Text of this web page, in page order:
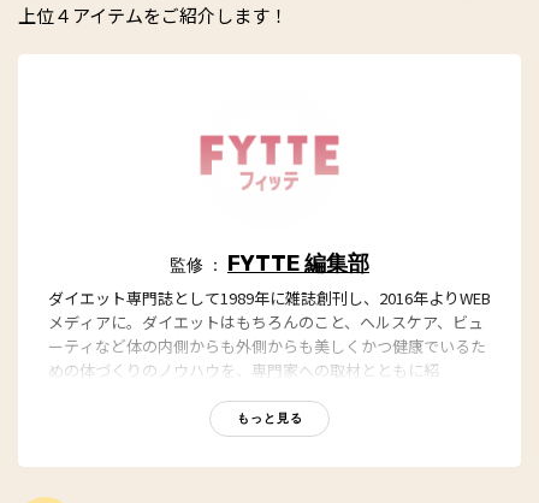
上位４アイテムをご紹介します！
監修 ： FYTTE 編集部
ダイエット専門誌として1989年に雑誌創刊し、2016年よりWEB
メディアに。ダイエットはもちろんのこと、ヘルスケア、ビュ
ーティなど体の内側からも外側からも美しくかつ健康でいるた
めの体づくりのノウハウを、専門家への取材とともに紹
もに、編集部員も自らさまざまなヘルシーネタを日々お試し
もっと見る